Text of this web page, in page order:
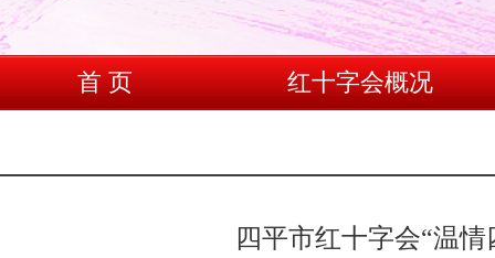
首 页 红十字会概况
四平市红十字会“温